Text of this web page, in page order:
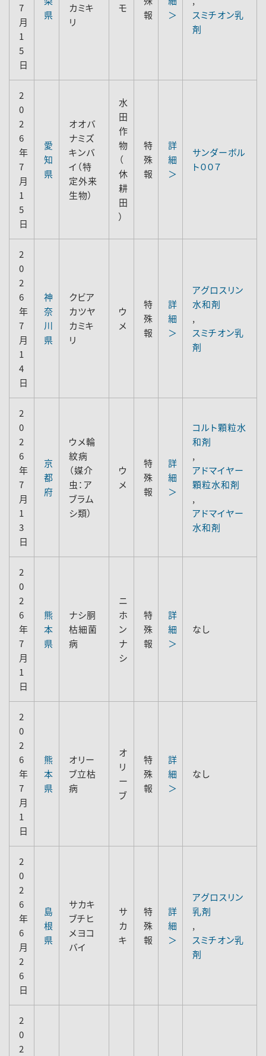
7
月
1
5
日
県
カミキ
リ
モ
報
＞
スミチオン乳
剤
2
0
2
6
年
7
月
1
5
日
愛
知
県
オオバ
ナミズ
キンバ
イ（特
定外来
生物）
水
田
作
物
（
休
耕
田
）
特
殊
報
詳
細
＞
サンダーボル
ト００７
2
0
2
6
年
7
月
1
4
日
神
奈
川
県
クビア
カツヤ
カミキ
リ
ウ
メ
特
殊
報
詳
細
＞
アグロスリン
水和剤
,
スミチオン乳
剤
2
0
2
6
年
7
月
1
3
日
京
都
府
ウメ輪
紋病
（媒介
虫：ア
ブラム
シ類）
ウ
メ
特
殊
報
詳
細
＞
コルト顆粒水
和剤
,
アドマイヤー
顆粒水和剤
,
アドマイヤー
水和剤
2
0
2
6
年
7
月
1
日
熊
本
県
ナシ胴
枯細菌
病
ニ
ホ
ン
ナ
シ
特
殊
報
詳
細
＞
なし
2
0
2
6
年
7
月
1
日
熊
本
県
オリー
ブ立枯
病
オ
リ
ー
ブ
特
殊
報
詳
細
＞
なし
2
0
2
6
年
6
月
2
6
日
島
根
県
サカキ
ブチヒ
メヨコ
バイ
サ
カ
キ
特
殊
報
詳
細
＞
アグロスリン
乳剤
,
スミチオン乳
剤
2
0
2